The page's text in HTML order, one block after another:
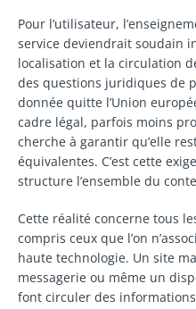
Pour l’utilisateur,
service deviendrait soudain
localisation et la circulation
des questions juridiques de
donnée quitte l’Union
cadre légal, parfois moins
cherche à garantir qu’elle
équivalentes. C’est cette
structure l’ensemble du
Cette réalité concerne tous
compris ceux que l’on
haute technologie. Un site
messagerie ou même un
font circuler des